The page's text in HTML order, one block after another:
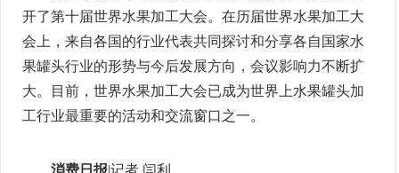
开了第十届世界水果加工大会。在历届世界水果加工大
会上，来自各国的行业代表共同探讨和分享各自国家水
果罐头行业的形势与今后发展方向，会议影响力不断扩
大。目前，世界水果加工大会已成为世界上水果罐头加
工行业最重要的活动和交流窗口之一。
消费日报|记者 闫利